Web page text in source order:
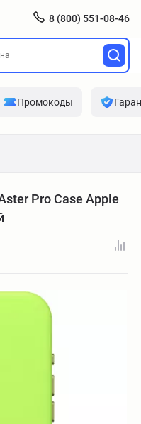
8 (800) 551-08-46
Промокоды
Pro Case Apple